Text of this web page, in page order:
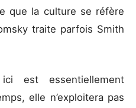
que la culture se réfère
traite parfois Smith
est essentiellement
elle n’exploitera pas